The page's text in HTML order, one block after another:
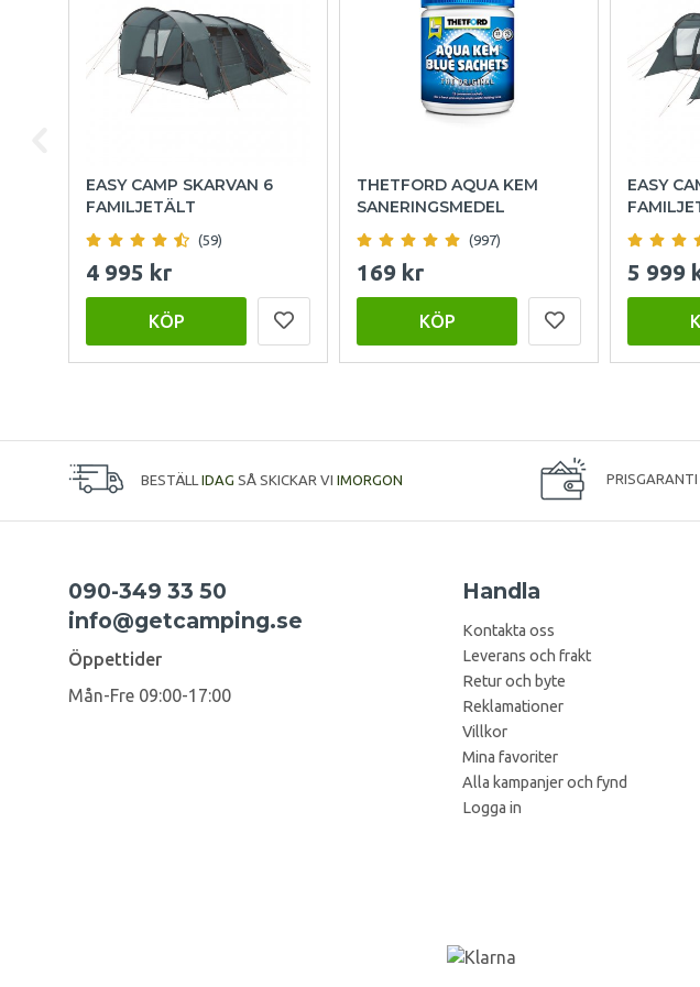
EASY CAMP SKARVAN 6
FAMILJETÄLT
(59)
4 995 kr
KÖP
THETFORD AQUA KEM
SANERINGSMEDEL
(997)
169 kr
KÖP
EASY
5 999
BESTÄLL IDAG SÅ SKICKAR VI IMORGON PRISGARANTI
090-349 33 50
info@getcamping.se
Öppettider
Mån-Fre 09:00-17:00
Handla
Kontakta oss
Leverans och frakt
Retur och byte
Reklamationer
Villkor
Mina favoriter
Alla kampanjer och fynd
Logga in